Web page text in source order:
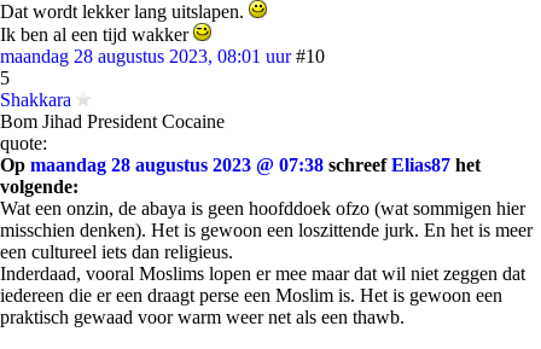
Dat wordt lekker lang uitslapen.
Ik ben al een tijd wakker
maandag 28 augustus 2023, 08:01 uur #10
5
Shakkara
Bom Jihad President Cocaine
quote:
Op maandag 28 augustus 2023 @ 07:38 schreefElias87 het
volgende:
Wat een onzin, de abaya is geen hoofddoek ofzo (wat sommigen hier
misschien denken). Het is gewoon een loszittende jurk. En het is meer
een cultureel iets dan religieus.
Inderdaad, vooral Moslims lopen er mee maar dat wil niet zeggen dat
iedereen die er een draagt perse een Moslim is. Het is gewoon een
praktisch gewaad voor warm weer net als een thawb.